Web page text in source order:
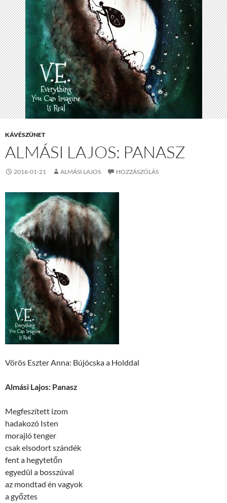
KÁVÉSZÜNET
ALMÁSI LAJOS: PANASZ
2016-01-21 ALMÁSI LAJOS HOZZÁSZÓLÁS
Vörös Eszter Anna: Bújócska a Holddal
Almási Lajos: Panasz
Megfeszített izom
hadakozó Isten
morajló tenger
csak elsodort szándék
fent a hegytetőn
egyedül a bosszúval
az mondtad én vagyok
a győztes